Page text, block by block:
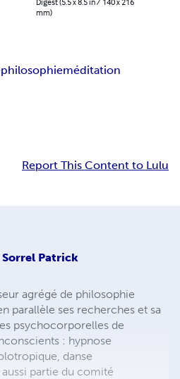
mm)
philosophieméditation
Report This Content to Lulu
Sorrel Patrick
agrégé de philosophie
parallèle ses recherches et sa
psychocorporelles de
: hypnose
danse
partie du comité